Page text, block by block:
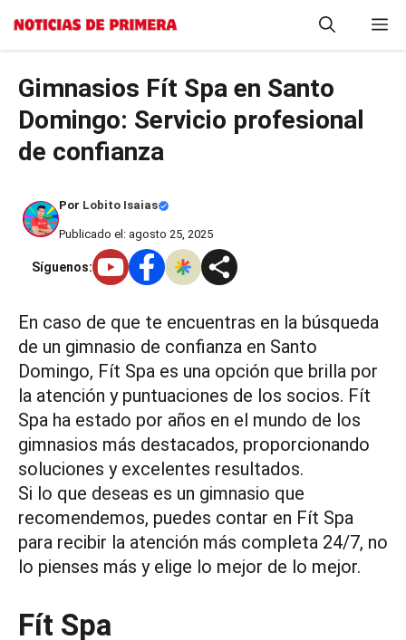
Saltar
Gimnasios Fít Spa en Santo
Domingo: Servicio profesional
de confianza
Por Lobito Isaias
Publicado el: agosto 25, 2025
Síguenos:
En caso de que te encuentras en la búsqueda
de un gimnasio de confianza en Santo
Domingo, Fít Spa es una opción que brilla por
la atención y puntuaciones de los socios. Fít
Spa ha estado por años en el mundo de los
gimnasios más destacados, proporcionando
soluciones y excelentes resultados.
Si lo que deseas es un gimnasio que
recomendemos, puedes contar en Fít Spa
para recibir la atención más completa 24/7, no
lo pienses más y elige lo mejor de lo mejor.
Fít Spa